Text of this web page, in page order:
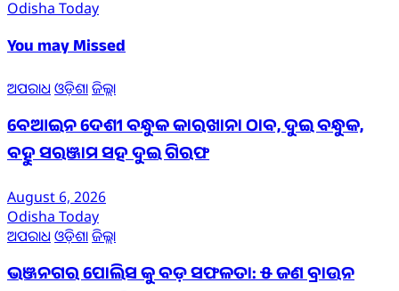
Odisha Today
You may Missed
ଅପରାଧ ଓଡ଼ିଶାଜିଲ୍ଲା
ବେଆଇନ ଦେଶୀ ବନ୍ଧୁକ କାରଖାନା ଠାବ, ଦୁଇ ବନ୍ଧୁକ,
ବହୁ ସରଞ୍ଜାମ ସହ ଦୁଇ ଗିରଫ
August 6, 2026
Odisha Today
ଅପରାଧ ଓଡ଼ିଶାଜିଲ୍ଲା
ଭଞ୍ଜନଗର ପୋଲିସ କୁ ବଡ଼ ସଫଳତା: ୫ ଜଣ ବ୍ରାଉନ